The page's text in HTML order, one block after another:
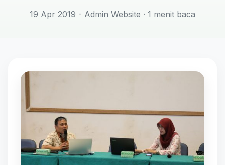
19 Apr 2019 - Admin Website · 1 menit baca